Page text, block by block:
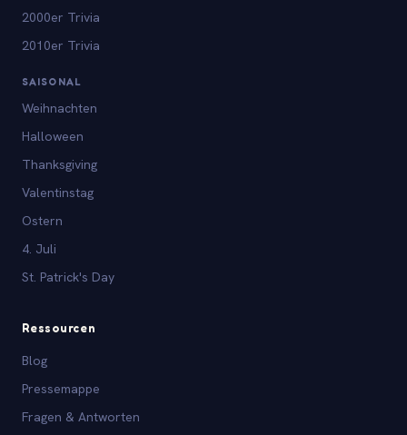
2000er Trivia
2010er Trivia
SAISONAL
Weihnachten
Halloween
Thanksgiving
Valentinstag
Ostern
4. Juli
St. Patrick's Day
Ressourcen
Blog
Pressemappe
Fragen & Antworten